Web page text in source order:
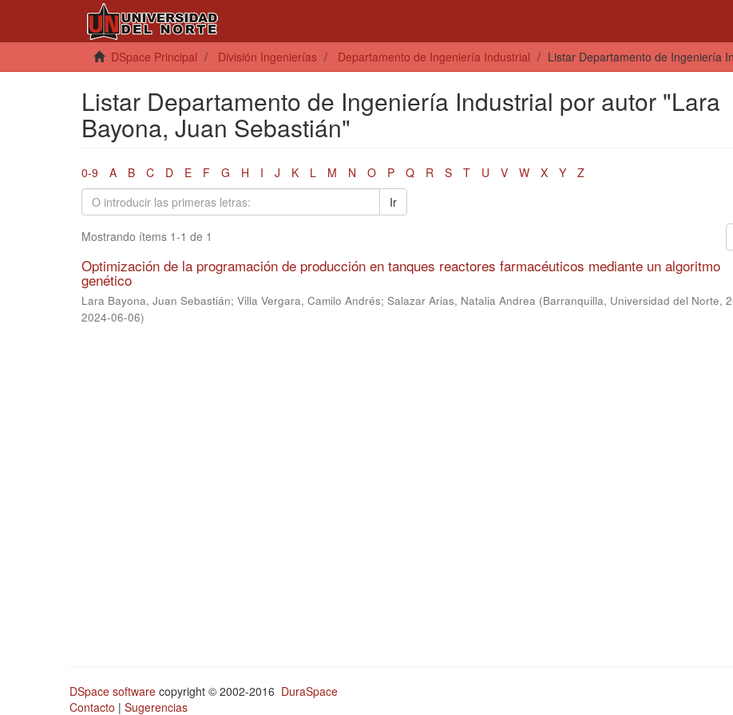
DSpace Principal División Ingenierías Departamento de Ingeniería Industrial Listar Departamento de Ingeniería
Listar Departamento de Ingeniería Industrial por autor "Lara
Bayona, Juan Sebastián"
0-9 A B C D E F G H I J K L M N O P Q R S T U V W X Y
Z
Ir
Mostrando ítems 1-1 de 1
Optimización de la programación de producción en tanques reactores farmacéuticos mediante un algoritmo
genético
Lara Bayona, Juan Sebastián; Villa Vergara, Camilo Andrés; Salazar Arias, Natalia Andrea (Barranquilla, Universidad del Norte,
2024-06-06)
DSpace software copyright © 2002-2016 DuraSpace
Contacto | Sugerencias